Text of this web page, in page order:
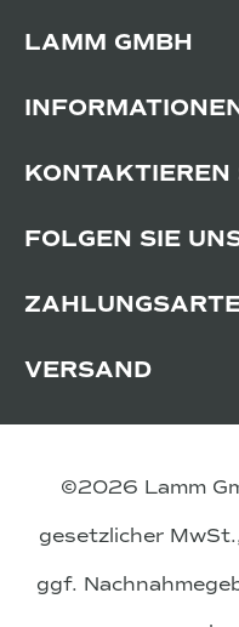
LAMM GMBH
KONTAKTIEREN
FOLGEN SIE
VERSAND
©2026 Lamm
gesetzlicher
ggf.